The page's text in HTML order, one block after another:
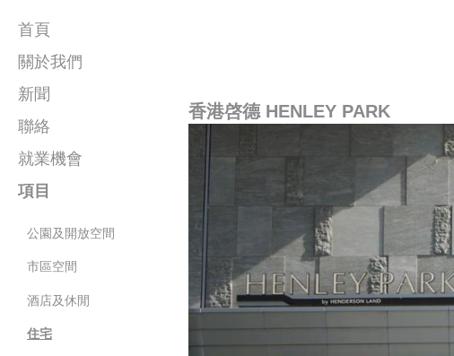
首頁
關於我們
公司簡介
人員
新聞
聯絡
就業機會
項目
公園及開放空間
市區空間
酒店及休閒
住宅
香港啓德 HENLEY PARK